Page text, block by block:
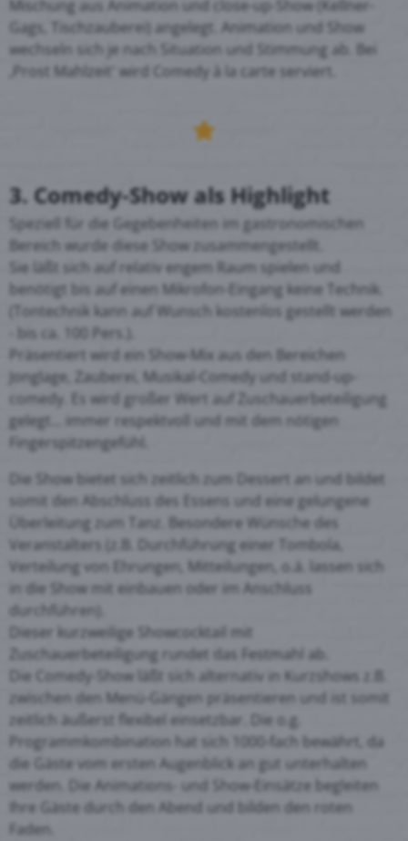
Mischung aus Animation und close-up-Show (Kellner-
Gags, Tischzauberei) angelegt. Animation und Show
wechseln sich je nach Situation und Stimmung ab. Bei
‚Prost Mahlzeit' wird Comedy à la carte serviert.
3. Comedy-Show als Highlight
Speziell für die Gegebenheiten im gastronomischen
Bereich wurde diese Show zusammengestellt.
Sie läßt sich auf relativ engem Raum spielen und
benötigt bis auf einen Mikrofon-Eingang keine Technik.
(Tontechnik kann auf Wunsch kostenlos gestellt werden
- bis ca. 100 Pers.).
Präsentiert wird ein Show-Mix aus den Bereichen
Jonglage, Zauberei, Musikal-Comedy und stand-up-
comedy. Es wird großer Wert auf Zuschauerbeteiligung
gelegt... immer respektvoll und mit dem nötigen
Fingerspitzengefühl.
Die Show bietet sich zeitlich zum Dessert an und bildet
somit den Abschluss des Essens und eine gelungene
Überleitung zum Tanz. Besondere Wünsche des
Veranstalters (z.B. Durchführung einer Tombola,
Verteilung von Ehrungen, Mitteilungen, o.ä. lassen sich
in die Show mit einbauen oder im Anschluss
durchführen).
Dieser kurzweilige Showcocktail mit
Zuschauerbeteiligung rundet das Festmahl ab.
Die Comedy-Show läßt sich alternativ in Kurzshows z.B.
zwischen den Menü-Gängen präsentieren und ist somit
zeitlich äußerst flexibel einsetzbar. Die o.g.
Programmkombination hat sich 1000-fach bewährt, da
die Gäste vom ersten Augenblick an gut unterhalten
werden. Die Animations- und Show-Einsätze begleiten
Ihre Gäste durch den Abend und bilden den roten
Faden.